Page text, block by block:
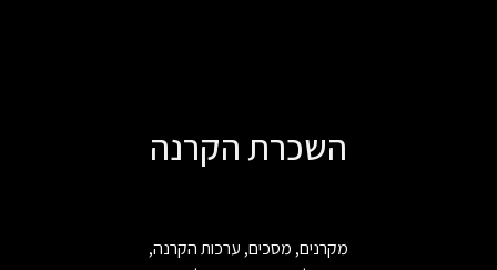
השכרת הקרנה
מקרנים, מסכים, ערכות הקרנה,